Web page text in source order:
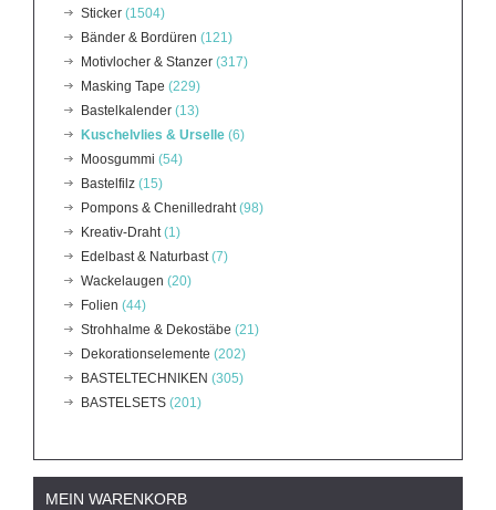
Sticker (1504)
Bänder & Bordüren (121)
Motivlocher & Stanzer (317)
Masking Tape (229)
Bastelkalender (13)
Kuschelvlies & Urselle (6)
Moosgummi (54)
Bastelfilz (15)
Pompons & Chenilledraht(98)
Kreativ-Draht(1)
Edelbast & Naturbast(7)
Wackelaugen (20)
Folien (44)
Strohhalme & Dekostäbe (21)
Dekorationselemente (202)
BASTELTECHNIKEN (305)
BASTELSETS (201)
MEIN WARENKORB